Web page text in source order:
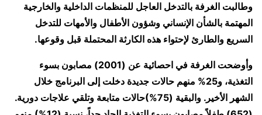
وطالبت الغرفة بالتدخل العاجل للمنظمات الداخلية والخارجية
المهتمة بالشأن الإنساني وشؤون الأطفال والأمهات للتدخل
السريع والطارئ لإحتواء هذه الكارثة المحتملة قبل وقوعها.
وأوضحت الغرفة في احصائية عن (2001) مصابون بسوء
التغذية، و25% منهم حالات جديدة دخلت إلى البرنامج خلال
الشهر الأخير. والبقية (75%)حالات متابعة وتلقي علاجات دورية.